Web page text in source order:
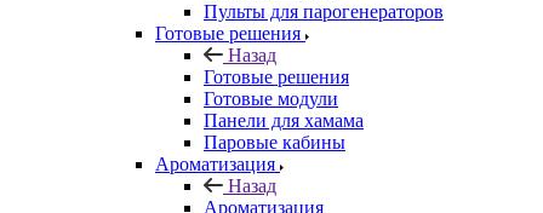
Пульты для парогенераторов
Готовые решения
Назад
Готовые решения
Готовые модули
Панели для хамама
Паровые кабины
Ароматизация
Назад
Ароматизация